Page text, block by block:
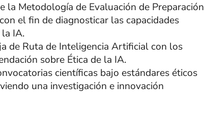
la Metodología de Evaluación de Preparación
el fin de diagnosticar las capacidades
IA.
de Ruta de Inteligencia Artificial con los
sobre Ética de la IA.
científicas bajo estándares éticos
una investigación e innovación